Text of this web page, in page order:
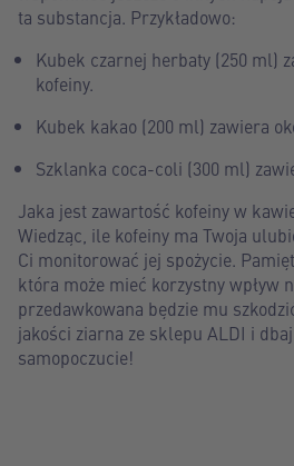
ta substancja. Przykładowo:
Kubek czarnej herbaty (250 ml)
kofeiny.
Kubek kakao (200 ml) zawiera
Szklanka coca-coli (300 ml)
Jaka jest zawartość kofeiny w
Wiedząc, ile kofeiny ma Twoja
Ci monitorować jej spożycie.
która może mieć korzystny wpływ
przedawkowana będzie mu
jakości ziarna ze sklepu ALDI i
samopoczucie!